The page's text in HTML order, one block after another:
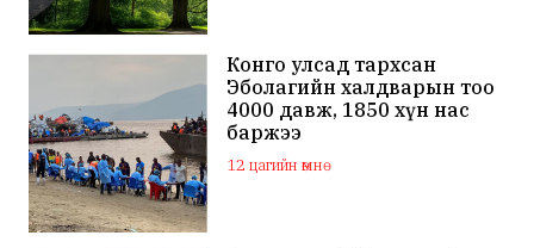
Конго улсад тархсан
Эболагийн халдварын тоо
4000 давж, 1850 хүн нас
баржээ
12 цагийн өмнө